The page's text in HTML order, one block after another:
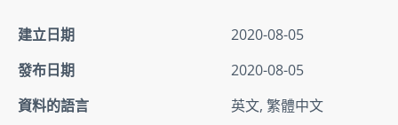
建立日期
2020-08-05
發布日期
2020-08-05
資料的語言
英文, 繁體中文